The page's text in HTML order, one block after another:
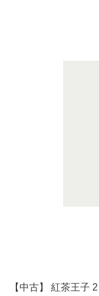
【中古】 紅茶王子